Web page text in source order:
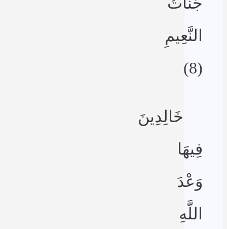
النَّعِيمِ
(8)
خَالِدِينَ
فِيهَا
وَعْدَ
اللَّهِ